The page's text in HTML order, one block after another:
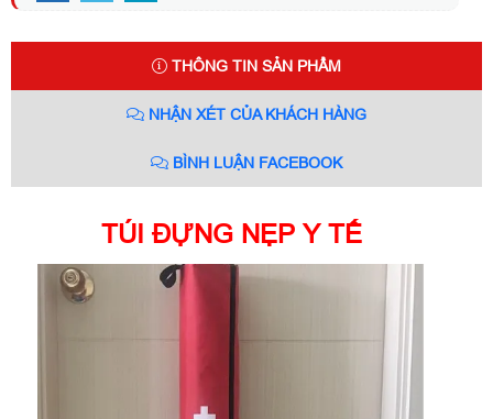
THÔNG TIN SẢN PHẨM
NHẬN XÉT CỦA KHÁCH HÀNG
BÌNH LUẬN FACEBOOK
TÚI ĐỰNG NẸP Y TẾ